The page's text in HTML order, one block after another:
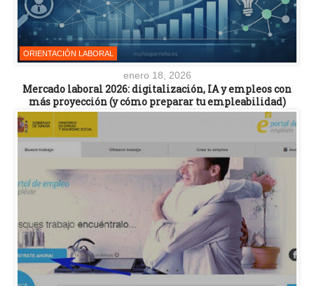
ORIENTACIÓN LABORAL
enero 18, 2026
Mercado laboral 2026: digitalización, IA y empleos con
más proyección (y cómo preparar tu empleabilidad)